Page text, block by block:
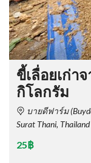
ขี้เลื่อยเก่า
กิโลกรัม
บายดีฟาร์ม​
Surat Thani, Thailand
25฿